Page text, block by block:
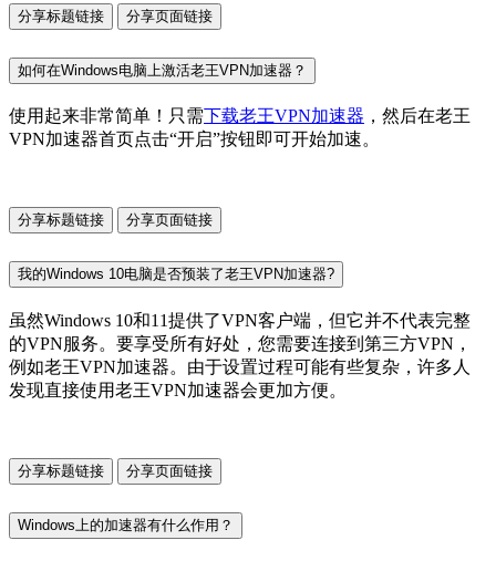
分享标题链接 分享页面链接
如何在Windows电脑上激活老王VPN加速器？
使用起来非常简单！只需 下载老王VPN加速器 ，然后在老王
VPN加速器首页点击“开启”按钮即可开始加速。
分享标题链接 分享页面链接
我的Windows 10电脑是否预装了老王VPN加速器?
虽然Windows 10和11提供了VPN客户端，但它并不代表完整
的VPN服务。要享受所有好处，您需要连接到第三方VPN，
例如老王VPN加速器。由于设置过程可能有些复杂，许多人
发现直接使用老王VPN加速器会更加方便。
分享标题链接 分享页面链接
Windows上的加速器有什么作用？